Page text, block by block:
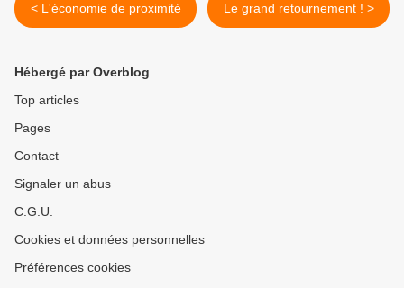
< L'économie de proximité Le grand retournement ! >
Hébergé par Overblog
Top articles
Pages
Contact
Signaler un abus
C.G.U.
Cookies et données personnelles
Préférences cookies